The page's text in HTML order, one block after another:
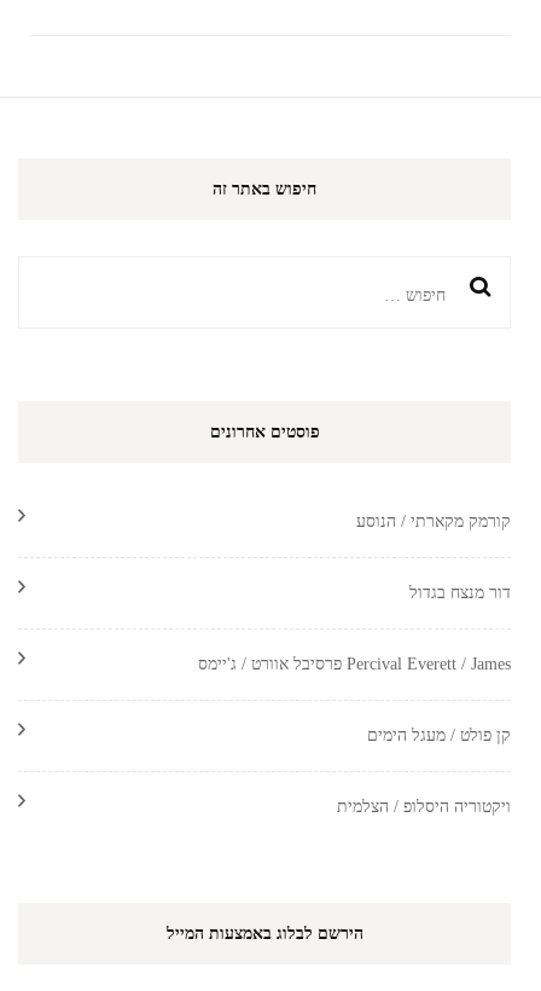
חיפוש באתר זה
חיפוש:
פוסטים אחרונים
קורמק מקארתי / הנוסע
דור מנצח בגדול
Percival Everett / James פרסיבל אוורט / ג'יימס
קן פולט / מעגל הימים
ויקטוריה היסלופ / הצלמית
הירשם לבלוג באמצעות המייל